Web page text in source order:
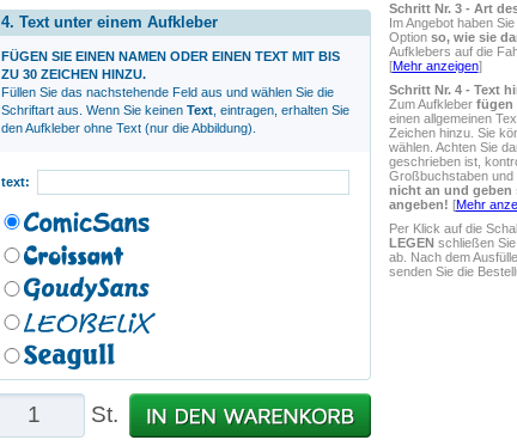
Schritt Nr. 3 - Art
Im Angebot haben
Option so, wie sie
Aufklebers auf die
[Mehr anzeigen]
Schritt Nr. 4 - Text
Zum Aufkleber fügen
einen allgemeinen
Zeichen hinzu. Sie
wählen. Achten Sie
geschrieben ist,
Großbuchstaben und
nicht an und geben
angeben! [Mehr
Per Klick auf die
LEGENschließen Sie
ab. Nach dem
senden Sie die
4. Text unter einem Aufkleber
FÜGEN SIE EINEN NAMEN ODER EINEN TEXT MIT BIS
ZU 30 ZEICHEN HINZU.
Füllen Sie das nachstehende Feld aus und wählen Sie die
Schriftart aus. Wenn Sie keinen Text, eintragen, erhalten Sie
den Aufkleber ohne Text (nur die Abbildung).
text:
St.